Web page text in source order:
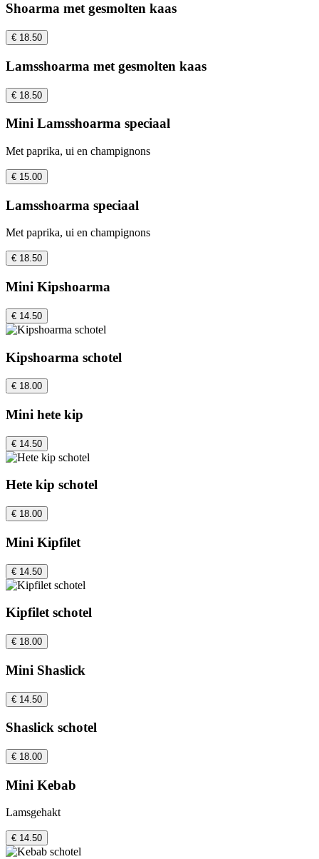
Shoarma met gesmolten kaas
€ 18.50
Lamsshoarma met gesmolten kaas
€ 18.50
Mini Lamsshoarma speciaal
Met paprika, ui en champignons
€ 15.00
Lamsshoarma speciaal
Met paprika, ui en champignons
€ 18.50
Mini Kipshoarma
€ 14.50
Kipshoarma schotel
€ 18.00
Mini hete kip
€ 14.50
Hete kip schotel
€ 18.00
Mini Kipfilet
€ 14.50
Kipfilet schotel
€ 18.00
Mini Shaslick
€ 14.50
Shaslick schotel
€ 18.00
Mini Kebab
Lamsgehakt
€ 14.50